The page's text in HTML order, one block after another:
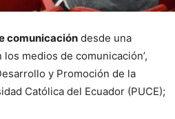
comunicación desde una
medios de comunicación’,
y Promoción de la
Católica del Ecuador (PUCE);